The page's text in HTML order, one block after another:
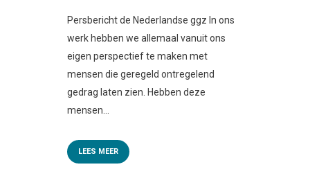
Persbericht de Nederlandse ggz In ons
werk hebben we allemaal vanuit ons
eigen perspectief te maken met
mensen die geregeld ontregelend
gedrag laten zien. Hebben deze
mensen...
LEES MEER